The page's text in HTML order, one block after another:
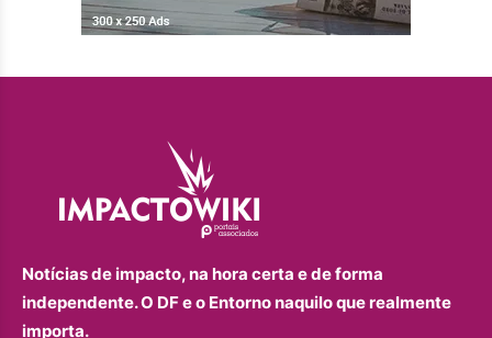
Notícias de impacto, na hora certa e de forma
independente. O DF e o Entorno naquilo que realmente
importa.